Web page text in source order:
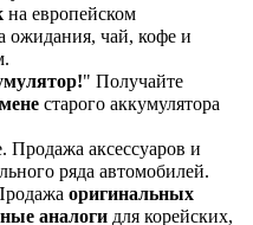
на европейском
ожидания, чай, кофе и
" Получайте
старого аккумулятора
Продажа аксессуаров и
ряда автомобилей.
оригинальных
аналоги для корейских,